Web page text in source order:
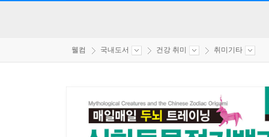
웰컴 국내도서 건강 취미 취미기타